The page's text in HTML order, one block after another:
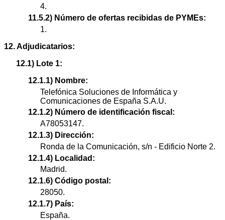
4.
11.5.2) Número de ofertas recibidas de PYMEs:
1.
12. Adjudicatarios:
12.1) Lote 1:
12.1.1) Nombre:
Telefónica Soluciones de Informática y
Comunicaciones de España S.A.U.
12.1.2) Número de identificación fiscal:
A78053147.
12.1.3) Dirección:
Ronda de la Comunicación, s/n - Edificio Norte 2.
12.1.4) Localidad:
Madrid.
12.1.6) Código postal:
28050.
12.1.7) País:
España.